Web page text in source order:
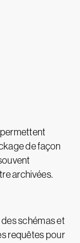
de façon
archivées.
schémas et
requêtes pour